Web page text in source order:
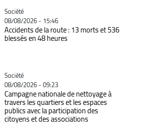
Catégorie
Société
08/08/2026 - 15:46
Accidents de la route : 13 morts et 536
blessés en 48 heures
Catégorie
Société
08/08/2026 - 09:23
Campagne nationale de nettoyage à
travers les quartiers et les espaces
publics avec la participation des
citoyens et des associations